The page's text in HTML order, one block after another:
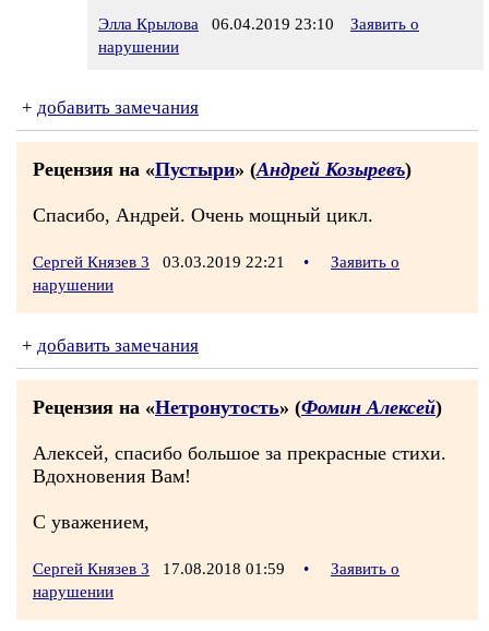
Элла Крылова 06.04.2019 23:10
Заявить о
нарушении
+ добавить замечания
Рецензия на «Пустыри» (Андрей Козыревъ)
Спасибо, Андрей. Очень мощный цикл.
Сергей Князев 3 03.03.2019 22:21 •
Заявить о
нарушении
+ добавить замечания
Рецензия на «Нетронутость» (Фомин Алексей)
Алексей, спасибо большое за прекрасные стихи.
Вдохновения Вам!
С уважением,
Сергей Князев 3 17.08.2018 01:59 •
Заявить о
нарушении